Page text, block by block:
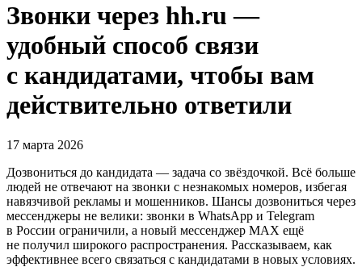
Звонки через hh.ru —
удобный способ связи
с кандидатами, чтобы вам
действительно ответили
17 марта 2026
Дозвониться до кандидата — задача со звёздочкой. Всё больше
людей не отвечают на звонки с незнакомых номеров, избегая
навязчивой рекламы и мошенников. Шансы дозвониться через
мессенджеры не велики: звонки в WhatsApp и Telegram
в России ограничили, а новый мессенджер MAX ещё
не получил широкого распространения. Рассказываем, как
эффективнее всего связаться с кандидатами в новых условиях.